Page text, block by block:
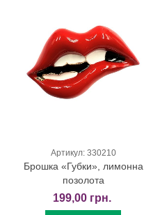
Артикул: 330210
Брошка «Губки», лимонна
позолота
199,00 грн.